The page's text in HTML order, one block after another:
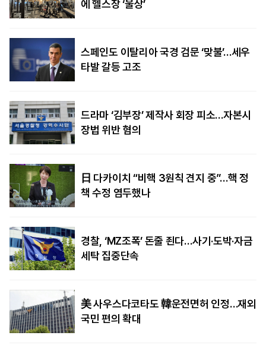
에 헬스장 ‘울상’
스페인도 이탈리아 국경 검문 ‘맞불’…세우
타발 갈등 고조
드라마 ‘김부장’ 제작사 회장 피소…자본시
장법 위반 혐의
日 다카이치 “비핵 3원칙 견지 중”…핵 정
책 수정 염두했나
경찰, ‘MZ조폭’ 돈줄 죈다…사기·도박·자금
세탁 집중단속
美 사우스다코타도 韓운전면허 인정…재외
국민 편의 확대